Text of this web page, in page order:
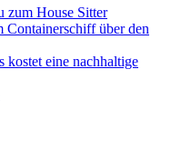
zum House Sitter
Containerschiff über den
kostet eine nachhaltige